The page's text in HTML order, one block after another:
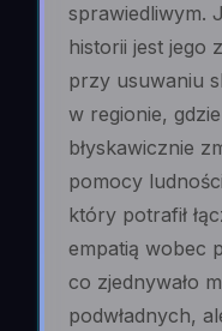
sprawiedliwym.
historii jest jego
przy usuwaniu
w regionie,
błyskawicznie
pomocy
który potrafił
empatią wobec
co zjednywało
podwładnych,